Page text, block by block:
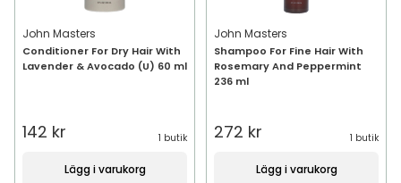
John Masters
Conditioner For Dry Hair With
Lavender & Avocado (U) 60 ml
142 kr 1 butik
Lägg i varukorg
John Masters
Shampoo For Fine Hair With
Rosemary And Peppermint
236 ml
272 kr 1 butik
Lägg i varukorg